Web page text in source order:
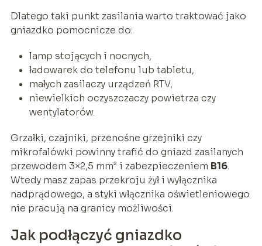
Dlatego taki punkt zasilania warto traktować jako
gniazdko pomocnicze do:
lamp stojących i nocnych,
ładowarek do telefonu lub tabletu,
małych zasilaczy urządzeń RTV,
niewielkich oczyszczaczy powietrza czy
wentylatorów.
Grzałki, czajniki, przenośne grzejniki czy
mikrofalówki powinny trafić do gniazd zasilanych
przewodem 3×2,5 mm² i zabezpieczeniem B16.
Wtedy masz zapas przekroju żył i wyłącznika
nadprądowego, a styki włącznika oświetleniowego
nie pracują na granicy możliwości.
Jak podłączyć gniazdko